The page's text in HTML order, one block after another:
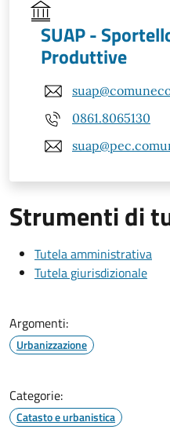
SUAP -
Produttive
0861.8065130
Strumenti di
Tutela amministrativa
Tutela giurisdizionale
Argomenti:
Urbanizzazione
Categorie:
Catasto e urbanistica